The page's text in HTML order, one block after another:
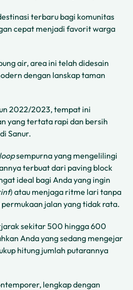
terbaru bagi komunitas
cepat menjadi favorit warga
air, area ini telah didesain
dengan lanskap taman
2022/2023, tempat ini
yang tertata rapi dan bersih
Sanur.
loopsempurna yang mengelilingi
terbuat dari paving block
ideal bagi Anda yang ingin
) atau menjaga ritme lari tanpa
jalan yang tidak rata.
sekitar 500 hingga 600
Anda yang sedang mengejar
hitung jumlah putarannya
lengkap dengan